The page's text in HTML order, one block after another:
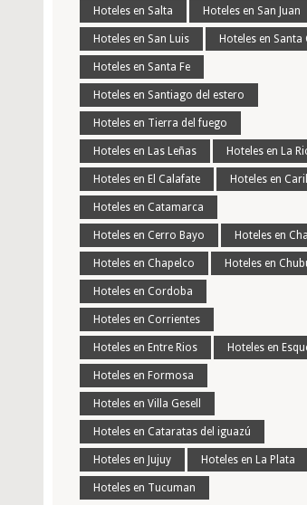
Hoteles en Salta Hoteles en San Juan
Hoteles en San Luis Hoteles en Santa
Hoteles en Santa Fe
Hoteles en Santiago del estero
Hoteles en Tierra del fuego
Hoteles en Las Leñas Hoteles en La
Hoteles en El Calafate Hoteles en
Hoteles en Catamarca
Hoteles en Cerro Bayo Hoteles en
Hoteles en Chapelco Hoteles en
Hoteles en Cordoba
Hoteles en Corrientes
Hoteles en Entre Rios Hoteles en
Hoteles en Formosa
Hoteles en Villa Gesell
Hoteles en Cataratas del iguazú
Hoteles en Jujuy Hoteles en La Plata
Hoteles en Tucuman